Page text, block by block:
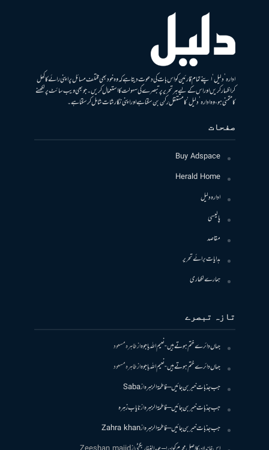
ادارہ ’دلیل‘ اپنے تمام قارئین کو اس بات کی دعوت دیتا ہے کہ وہ خود بھی مختلف مسائل پر اپنی رائے کا کھل
کر اظہار کریں اور اس کے لیے ہر تحریر پر تبصرے کی سہولت کا استعمال کریں۔ جو بھی ویب سائٹ پر لکھنے
کا متمنی ہو، وہ ادارہ ’دلیل‘ کا مستقل رکن بن سکتا ہے اور اپنی نگارشات شامل کرسکتا ہے۔
صفحات
Buy Adspace
Herald Home
ادارہ دلیل
پالیسی
مقاصد
ہدایات برائے تحریر
ہمارے لکھاری
تازہ تبصرے
جہاں دائرے ختم ہوتے ہیں- نعیم اللہ باجوہازطاہرہ مسعود
جہاں دائرے ختم ہوتے ہیں- نعیم اللہ باجوہازطاہرہ مسعود
جب جذبات خبر بن جائیں – فاطمۃالزہرہازSaba
جب جذبات خبر بن جائیں – فاطمۃالزہرہازنایاب زہرہ
جب جذبات خبر بن جائیں – فاطمۃالزہرہازZahra khan